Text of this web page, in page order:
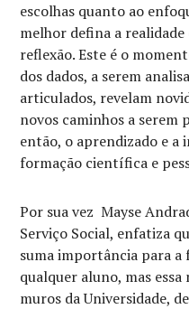
escolhas quanto ao
melhor defina a realidade
reflexão. Este é o
dos dados, a serem
articulados, revelam
novos caminhos a serem
então, o aprendizado e a
formação científica e
Por sua vez Mayse
Serviço Social, enfatiza
suma importância para a
qualquer aluno, mas
muros da Universidade,